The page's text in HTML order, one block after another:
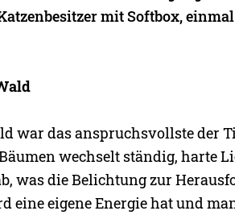
mit Softbox,
war das anspruchsvollste der
wechselt ständig, harte
was die Belichtung zur
eine eigene Energie hat und